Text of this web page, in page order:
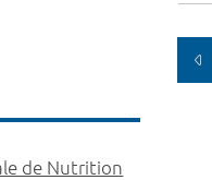
de Nutrition